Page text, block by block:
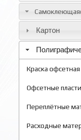
Картон
Краска офсетная
Офсетные
Переплётные
Расходные